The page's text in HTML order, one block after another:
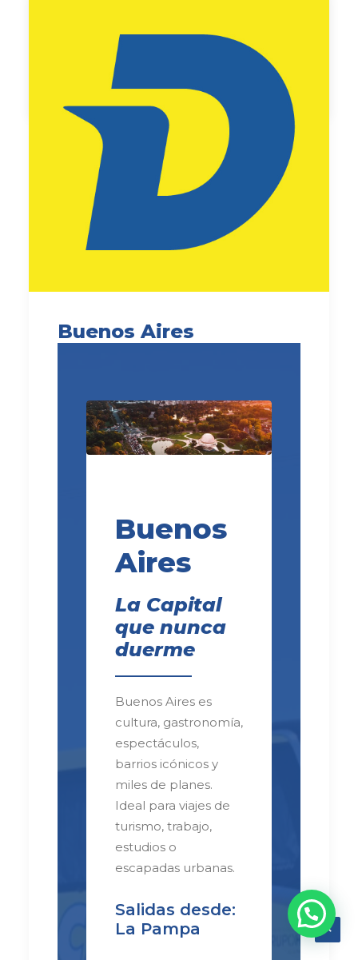
by Carla Viviani
Buenos Aires
Buenos
Aires
La Capital
que nunca
duerme
Buenos Aires es
cultura, gastronomía,
espectáculos,
barrios icónicos y
miles de planes.
Ideal para viajes de
turismo, trabajo,
estudios o
escapadas urbanas.
Salidas desde:
La Pampa